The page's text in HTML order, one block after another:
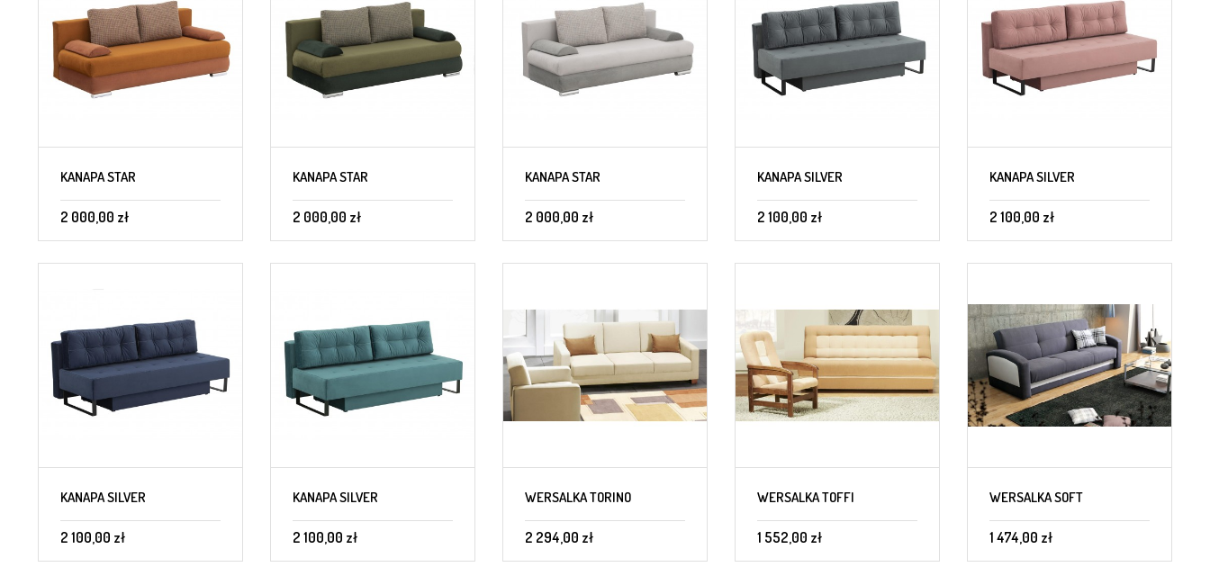
KANAPA STAR
2 000,00 zł
KANAPA STAR
2 000,00 zł
KANAPA STAR
2 000,00 zł
KANAPA SILVER
2 100,00 zł
KANAPA SILVER
2 100,00 zł
KANAPA SILVER
2 100,00 zł
KANAPA SILVER
2 100,00 zł
WERSALKA TORINO
2 294,00 zł
WERSALKA TOFFI
1 552,00 zł
WERSALKA SOFT
1 474,00 zł